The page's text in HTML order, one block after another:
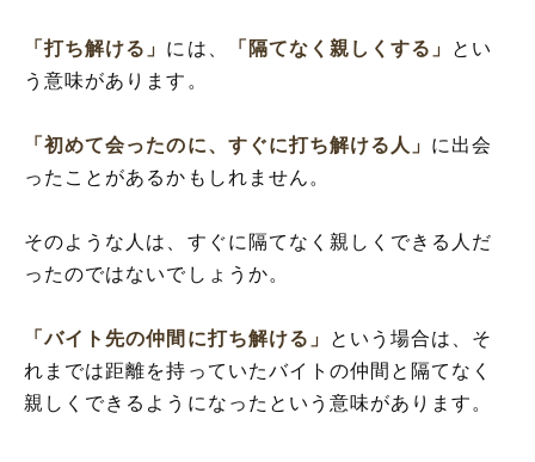
「打ち解ける」 には、 「隔てなく親しくする」 とい
う意味があります。
「初めて会ったのに、すぐに打ち解ける人」 に出会
ったことがあるかもしれません。
そのような人は、すぐに隔てなく親しくできる人だ
ったのではないでしょうか。
「バイト先の仲間に打ち解ける」
という場合は、そ
れまでは距離を持っていたバイトの仲間と隔てなく
親しくできるようになったという意味があります。